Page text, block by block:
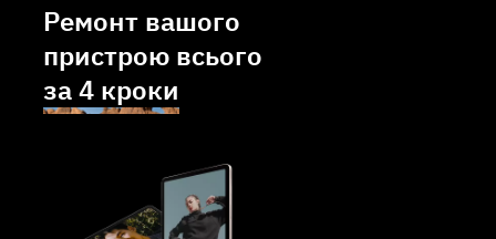
Ремонт вашого
пристрою всього
за4 кроки